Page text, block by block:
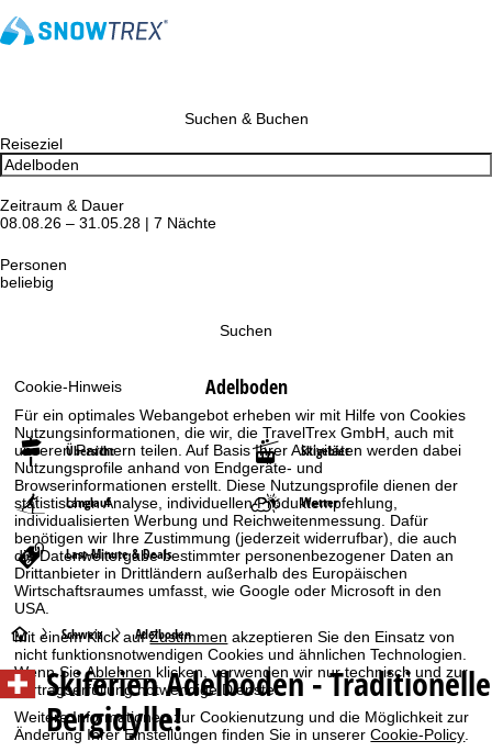
Cookie-Hinweis
Für ein optimales Webangebot erheben wir mit Hilfe von Cookies
Nutzungsinformationen, die wir, die TravelTrex GmbH, auch mit
unseren Partnern teilen. Auf Basis Ihrer Aktivitäten werden dabei
Nutzungsprofile anhand von Endgeräte- und
Browserinformationen erstellt. Diese Nutzungsprofile dienen der
statistischen Analyse, individuellen Produktempfehlung,
individualisierten Werbung und Reichweitenmessung. Dafür
benötigen wir Ihre Zustimmung (jederzeit widerrufbar), die auch
die Datenweitergabe bestimmter personenbezogener Daten an
Drittanbieter in Drittländern außerhalb des Europäischen
Wirtschaftsraumes umfasst, wie Google oder Microsoft in den
USA.
Mit einem Klick aufZustimmen akzeptieren Sie den Einsatz von
nicht funktionsnotwendigen Cookies und ähnlichen Technologien.
Wenn SieAblehnen klicken, verwenden wir nur technisch und zur
Vertragserfüllung notwendige Dienste.
Weitere Informationen zur Cookienutzung und die Möglichkeit zur
Änderung Ihrer Einstellungen finden Sie in unsererCookie-Policy
Suchen & Buchen
Reiseziel
Zeitraum & Dauer
08.08.26 – 31.05.28 | 7 Nächte
Personen
beliebig
Suchen
Adelboden
Übersicht Skigebiet
Langlauf Wetter
Last-Minute & Deals
S
t
a
Schweiz Adelboden
SkiferienAdelboden - Traditionelle
Bergidylle!